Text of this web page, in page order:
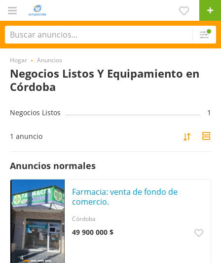
Hogar Anuncios
Negocios Listos Y Equipamiento en
Córdoba
Negocios Listos 1
1 anuncio
Anuncios normales
4
Farmacia: venta de fondo de
comercio.
49 900 000 $
Córdoba